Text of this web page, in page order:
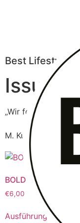
Best Lifestyle
Issues
„Wir folgen jeden
M. Kuhlmey (Editor
BOLD THE
€6,00
Ausführung wählen